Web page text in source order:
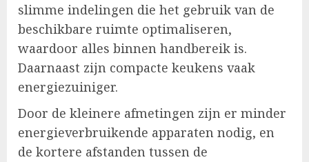
slimme indelingen die het gebruik van de
beschikbare ruimte optimaliseren,
waardoor alles binnen handbereik is.
Daarnaast zijn compacte keukens vaak
energiezuiniger.
Door de kleinere afmetingen zijn er minder
energieverbruikende apparaten nodig, en
de kortere afstanden tussen de